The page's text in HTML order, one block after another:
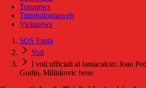
Toronews
Tuttobolognaweb
Violanews
SOS Fanta
Voti
I voti ufficiali al fantacalcio: Joao
Godin, Milinkovic bene